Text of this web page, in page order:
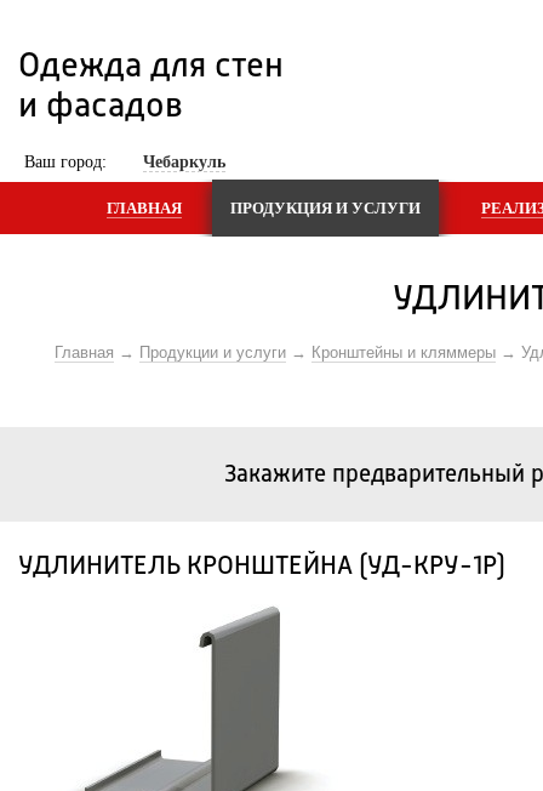
Одежда для стен
и фасадов
Ваш город: Чебаркуль
ГЛАВНАЯ ПРОДУКЦИЯ И УСЛУГИ
Главная Продукции и услуги Кронштейны и кляммеры
Закажите предварительный
УДЛИНИТЕЛЬ КРОНШТЕЙНА (УД-КРУ-1Р)